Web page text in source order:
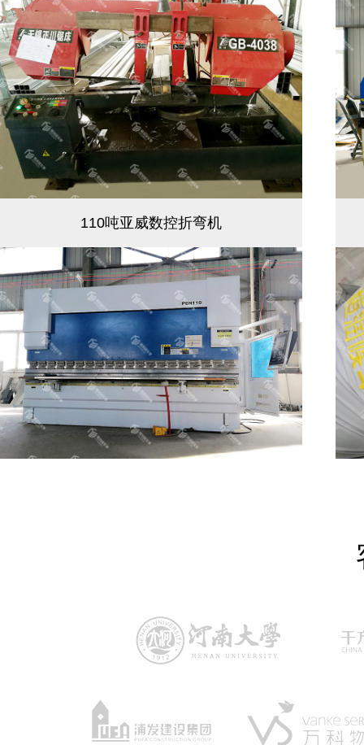
110吨亚威数控折弯机